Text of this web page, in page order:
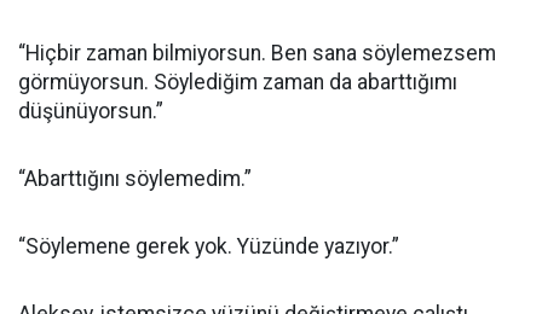
“Hiçbir zaman bilmiyorsun. Ben sana söylemezsem
görmüyorsun. Söylediğim zaman da abarttığımı
düşünüyorsun.”
“Abarttığını söylemedim.”
“Söylemene gerek yok. Yüzünde yazıyor.”